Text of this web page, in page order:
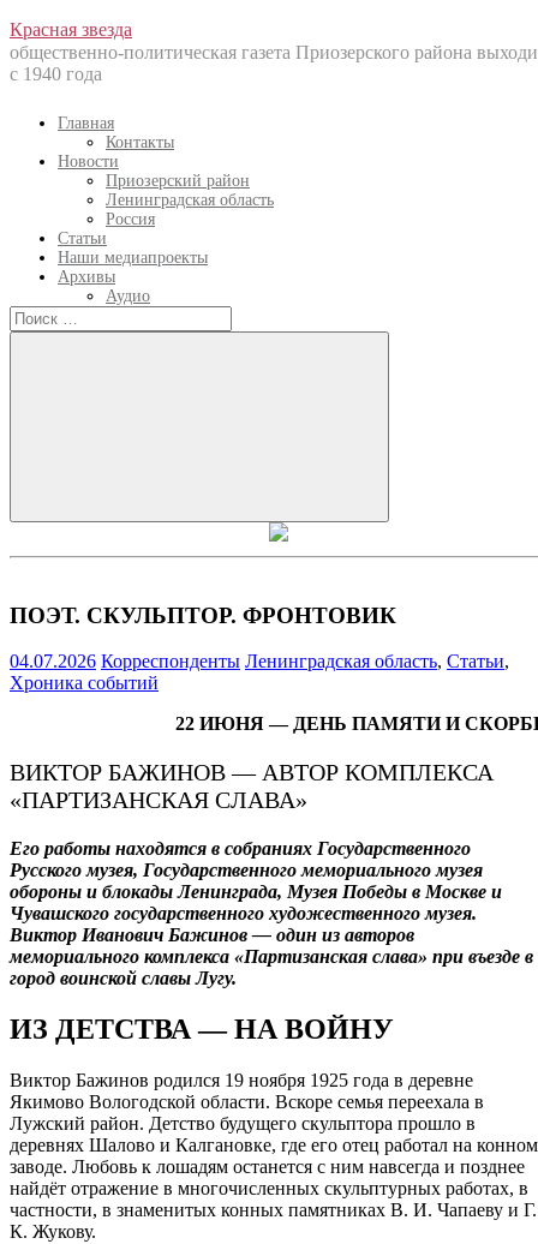
Перейти
к
содержанию
Красная звезда
общественно-политическая газета Приозерского района
с 1940 года
Главная
Контакты
Новости
Приозерский район
Ленинградская область
Россия
Статьи
Наши медиапроекты
Архивы
Аудио
Искать:
Искать
ПОЭТ. СКУЛЬПТОР. ФРОНТОВИК
04.07.2026 Корреспонденты Ленинградская область, Статьи,
Хроника событий
22 ИЮНЯ — ДЕНЬ ПАМЯТИ И
ВИКТОР БАЖИНОВ — АВТОР КОМПЛЕКСА
«ПАРТИЗАНСКАЯ СЛАВА»
Его работы находятся в собраниях Государственного
Русского музея, Государственного мемориального музея
обороны и блокады Ленинграда, Музея Победы в Москве и
Чувашского государственного художественного музея.
Виктор Иванович Бажинов — один из авторов
мемориального комплекса «Партизанская слава» при въезде в
город воинской славы Лугу.
ИЗ ДЕТСТВА — НА ВОЙНУ
Виктор Бажинов родился 19 ноября 1925 года в деревне
Якимово Вологодской области. Вскоре семья переехала в
Лужский район. Детство будущего скульптора прошло в
деревнях Шалово и Калгановке, где его отец работал на конном
заводе. Любовь к лошадям останется с ним навсегда и позднее
найдёт отражение в многочисленных скульптурных работах, в
частности, в знаменитых конных памятниках В. И. Чапаеву и Г.
К. Жукову.